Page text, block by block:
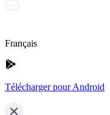
Français
Télécharger pour Android